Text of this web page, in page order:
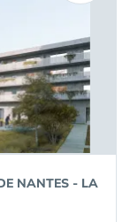
NANTES - LA